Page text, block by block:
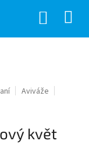
Aviváže
květ